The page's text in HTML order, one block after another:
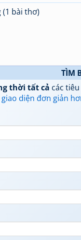
bài thơ)
TÌM
thời tất cả các
diện đơn giản